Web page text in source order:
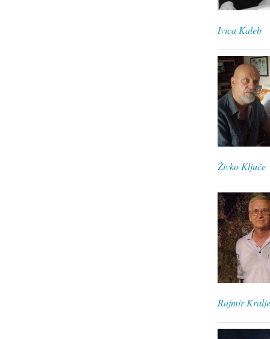
Ivica Kaleb
Živko Ključe
Rajmir